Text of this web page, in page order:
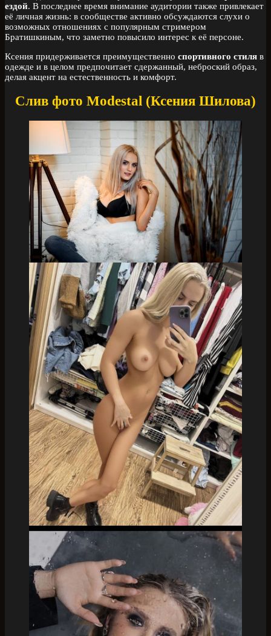
ездой. В последнее время внимание аудитории также привлекает
её личная жизнь: в сообществе активно обсуждаются слухи о
возможных отношениях с популярным стримером
Братишкиным, что заметно повысило интерес к её персоне.
Ксения придерживается преимущественно спортивного стиля в
одежде и в целом предпочитает сдержанный, неброский образ,
делая акцент на естественность и комфорт.
Слив фото Modestal (Ксения Шилова)